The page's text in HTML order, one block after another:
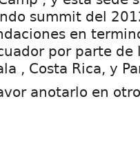
summit del
en
por parte de
, Costa Rica, y
anotarlo en